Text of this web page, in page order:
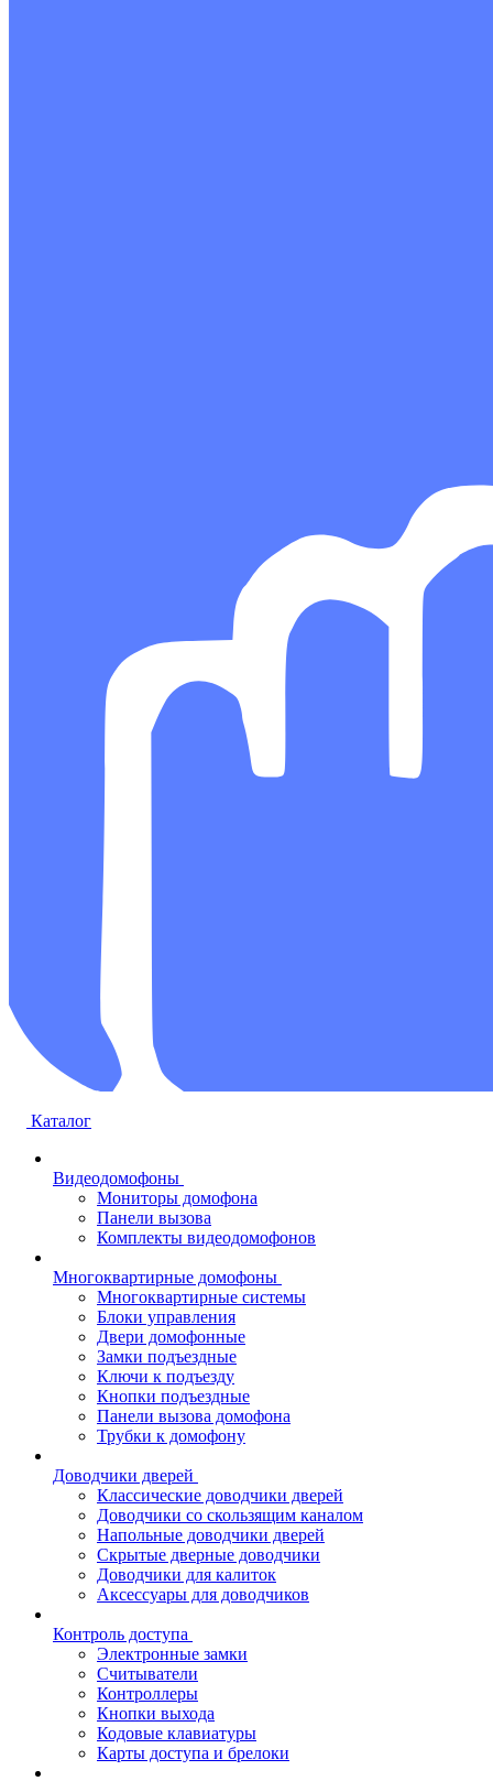
Каталог
Видеодомофоны
Мониторы домофона
Панели вызова
Комплекты видеодомофонов
Многоквартирные домофоны
Многоквартирные системы
Блоки управления
Двери домофонные
Замки подъездные
Ключи к подъезду
Кнопки подъездные
Панели вызова домофона
Трубки к домофону
Доводчики дверей
Классические доводчики дверей
Доводчики со скользящим каналом
Напольные доводчики дверей
Скрытые дверные доводчики
Доводчики для калиток
Аксессуары для доводчиков
Контроль доступа
Электронные замки
Считыватели
Контроллеры
Кнопки выхода
Кодовые клавиатуры
Карты доступа и брелоки